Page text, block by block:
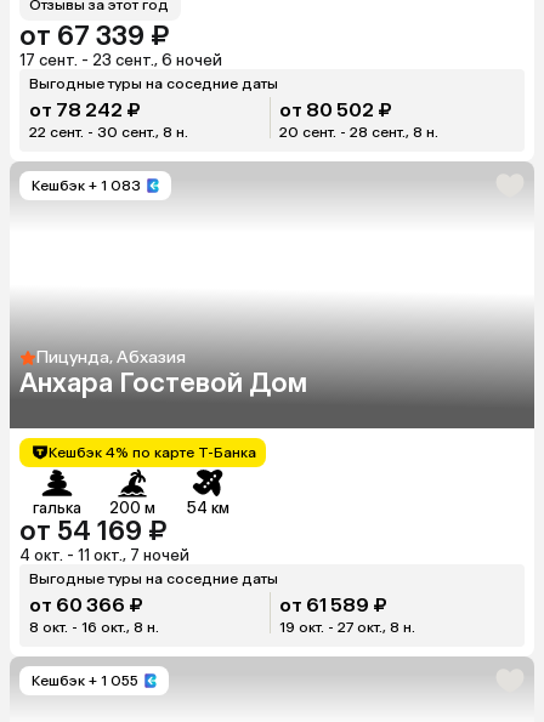
Отзывы за этот год
от 67 339 ₽
17 сент. - 23 сент., 6 ночей
Выгодные туры на соседние даты
от 78 242 ₽
22 сент. - 30 сент., 8 н.
от 80 502 ₽
20 сент. - 28 сент., 8 н.
Кешбэк + 1 083
Пицунда, Абхазия
Анхара Гостевой Дом
Кешбэк 4% по карте Т-Банка
галька 200 м 54 км
от 54 169 ₽
4 окт. - 11 окт., 7 ночей
Выгодные туры на соседние даты
от 60 366 ₽
8 окт. - 16 окт., 8 н.
от 61 589 ₽
19 окт. - 27 окт., 8 н.
Кешбэк + 1 055